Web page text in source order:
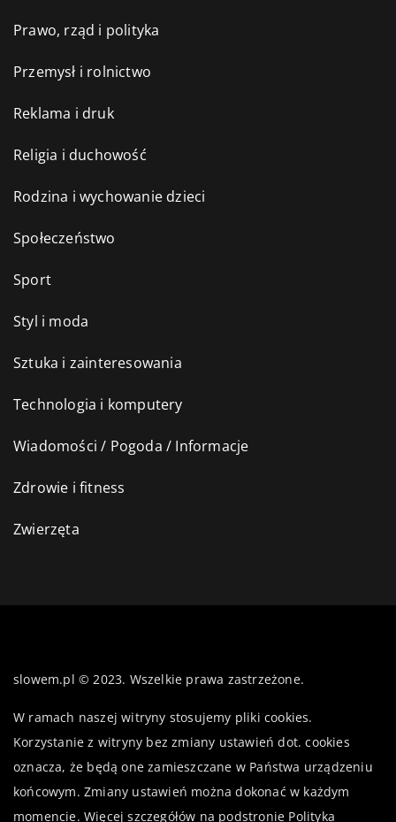
Prawo, rząd i polityka
Przemysł i rolnictwo
Reklama i druk
Religia i duchowość
Rodzina i wychowanie dzieci
Społeczeństwo
Sport
Styl i moda
Sztuka i zainteresowania
Technologia i komputery
Wiadomości / Pogoda / Informacje
Zdrowie i fitness
Zwierzęta
slowem.pl © 2023. Wszelkie prawa zastrzeżone.
W ramach naszej witryny stosujemy pliki cookies.
Korzystanie z witryny bez zmiany ustawień dot. cookies
oznacza, że będą one zamieszczane w Państwa urządzeniu
końcowym. Zmiany ustawień można dokonać w każdym
momencie. Więcej szczegółów na podstronie Polityka